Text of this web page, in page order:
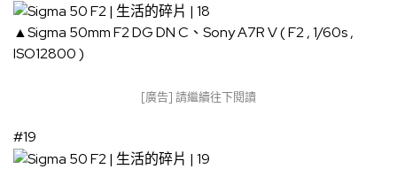
▲Sigma 50mm F2 DG DN C、Sony A7R V ( F2 , 1/60s ,
ISO12800 )
[廣告] 請繼續往下閱讀
#19